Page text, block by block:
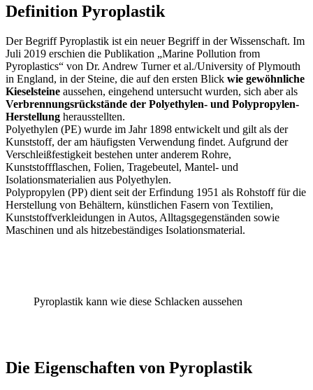
Definition Pyroplastik
Der Begriff Pyroplastik ist ein neuer Begriff in der Wissenschaft. Im
Juli 2019 erschien die Publikation „Marine Pollution from
Pyroplastics“ von Dr. Andrew Turner et al./University of Plymouth
in England, in der Steine, die auf den ersten Blick wie gewöhnliche
Kieselsteine aussehen, eingehend untersucht wurden, sich aber als
Verbrennungsrückstände der Polyethylen- und Polypropylen-
Herstellung herausstellten.
Polyethylen (PE) wurde im Jahr 1898 entwickelt und gilt als der
Kunststoff, der am häufigsten Verwendung findet. Aufgrund der
Verschleißfestigkeit bestehen unter anderem Rohre,
Kunststoffflaschen, Folien, Tragebeutel, Mantel- und
Isolationsmaterialien aus Polyethylen.
Polypropylen (PP) dient seit der Erfindung 1951 als Rohstoff für die
Herstellung von Behältern, künstlichen Fasern von Textilien,
Kunststoffverkleidungen in Autos, Alltagsgegenständen sowie
Maschinen und als hitzebeständiges Isolationsmaterial.
Pyroplastik kann wie diese Schlacken aussehen
Die Eigenschaften von Pyroplastik